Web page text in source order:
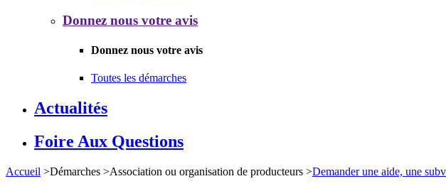
Donnez nous votre avis
Donnez nous votre avis
Toutes les démarches
Actualités
Foire Aux Questions
Accueil >Démarches >Association ou organisation de producteurs >Demander une aide, une